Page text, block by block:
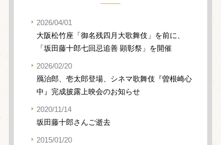
2026/04/01
大阪松竹座「御名残四月大歌舞伎」を前に、
「坂田藤十郎七回忌追善 顕彰祭」を開催
2026/02/20
鴈治郎、壱太郎登場、シネマ歌舞伎『曽根崎心
中』完成披露上映会のお知らせ
2020/11/14
坂田藤十郎さんご逝去
2015/01/20